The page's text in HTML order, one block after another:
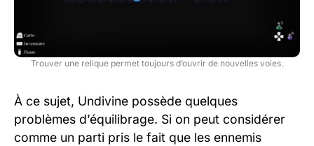
Trouver une relique permet toujours d’ouvrir de nouvelles voies.
À ce sujet, Undivine possède quelques
problèmes d’équilibrage. Si on peut considérer
comme un parti pris le fait que les ennemis